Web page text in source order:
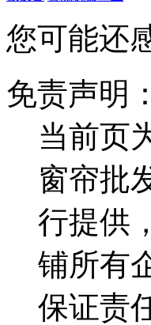
您可能还
免责声明：
当前页
窗帘批
行提供
铺所有
保证责